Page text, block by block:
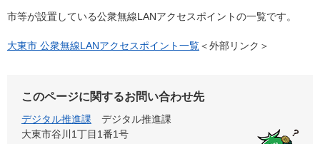
市等が設置している公衆無線LANアクセスポイントの一覧です。
大東市 公衆無線LANアクセスポイント一覧＜外部リンク＞
このページに関するお問い合わせ先
デジタル推進課
デジタル推進課
大東市谷川1丁目1番1号